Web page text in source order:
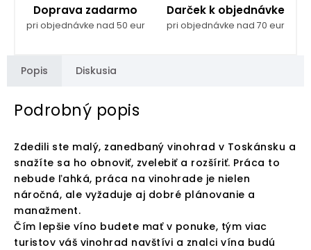
Doprava zadarmo
pri objednávke nad 50 eur
Darček k objednávke
pri objednávke nad 70 eur
Popis Diskusia
Podrobný popis
Zdedili ste malý, zanedbaný vinohrad v Toskánsku a
snažíte sa ho obnoviť, zvelebiť a rozšíriť. Práca to
nebude ľahká, práca na vinohrade je nielen
náročná, ale vyžaduje aj dobré plánovanie a
manažment.
Čím lepšie víno budete mať v ponuke, tým viac
turistov váš vinohrad navštívi a znalci vína budú